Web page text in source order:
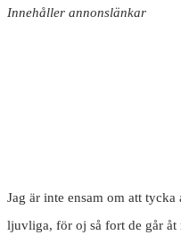
Innehåller annonslänkar
Jag är inte ensam om att
ljuvliga, för oj så fort de går